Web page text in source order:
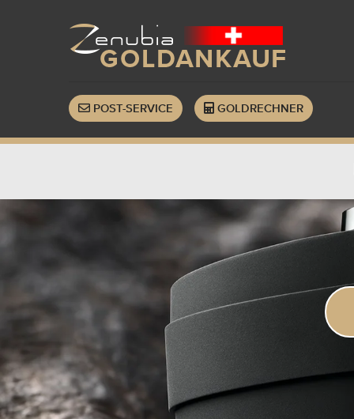
POST-SERVICE GOLDRECHNER